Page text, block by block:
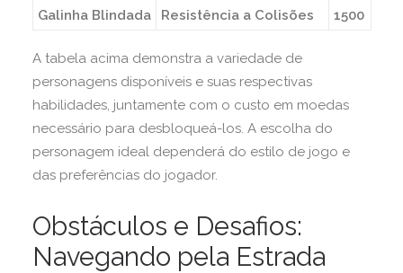
Galinha Blindada
Resistência a Colisões 1500
A tabela acima demonstra a variedade de
personagens disponíveis e suas respectivas
habilidades, juntamente com o custo em moedas
necessário para desbloqueá-los. A escolha do
personagem ideal dependerá do estilo de jogo e
das preferências do jogador.
Obstáculos e Desafios:
Navegando pela Estrada